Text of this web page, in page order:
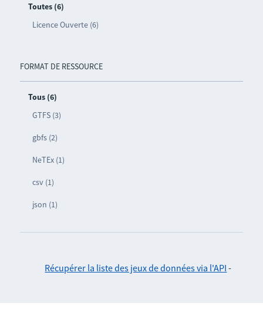
Toutes (6)
Licence Ouverte (6)
FORMAT DE RESSOURCE
Tous (6)
GTFS (3)
gbfs (2)
NeTEx (1)
csv (1)
json (1)
Récupérer la liste des jeux de données via l'API -